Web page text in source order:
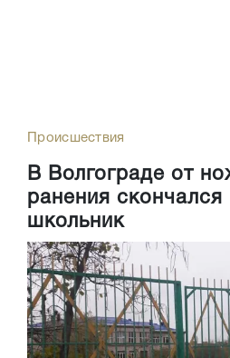
Происшествия
В Волгограде от
ранения скончался
школьник